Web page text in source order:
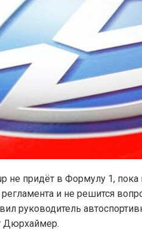
не придёт в Формулу 1, пока
регламента и не решится
руководитель
Дюрхаймер.